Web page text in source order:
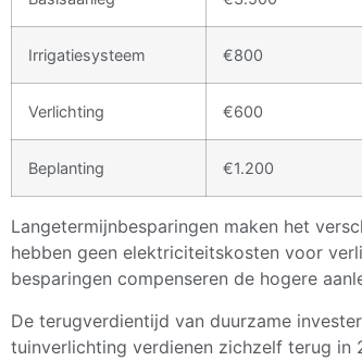
Irrigatiesysteem €800
Verlichting €600
Beplanting €1.200
Langetermijnbesparingen maken het
hebben geen elektriciteitskosten voor
besparingen compenseren de hogere
De terugverdientijd van duurzame
tuinverlichting verdienen zichzelf terug